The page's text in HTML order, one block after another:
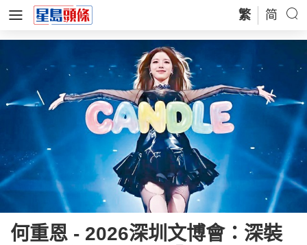
繁 简
何重恩 - 2026深圳文博會：深裝